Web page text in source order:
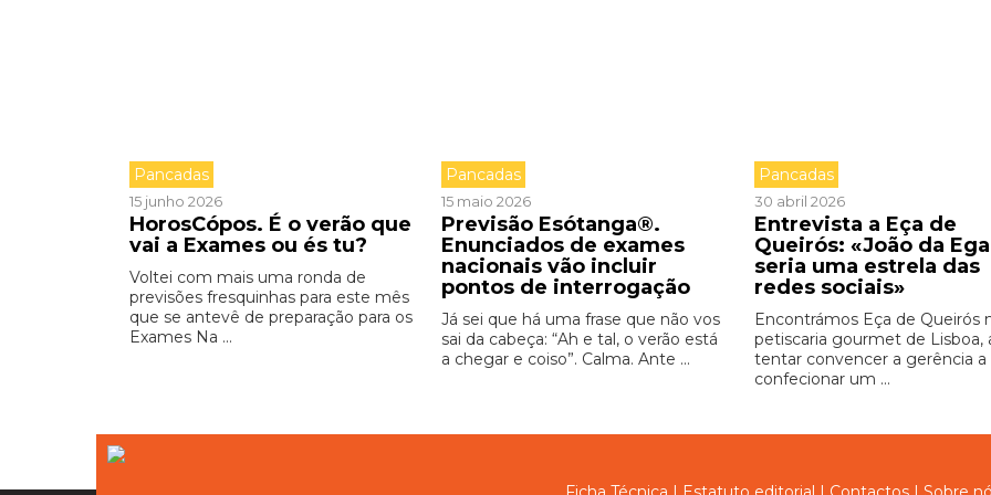
Pancadas
15 junho 2026
HorosCópos. É o verão que
vai a Exames ou és tu?
Voltei com mais uma ronda de
previsões fresquinhas para este mês
que se antevê de preparação para os
Exames Na ...
Pancadas
15 maio 2026
Previsão Esótanga®.
Enunciados de exames
nacionais vão incluir
pontos de interrogação
Já sei que há uma frase que não vos
sai da cabeça: “Ah e tal, o verão está
a chegar e coiso”. Calma. Ante ...
Pancadas
30 abril 2026
Entrevista a Eça de
Queirós: «João da Ega
seria uma estrela das
redes sociais»
Encontrámos Eça de Queirós
petiscaria gourmet de Lisboa,
tentar convencer a gerência a
confecionar um ...